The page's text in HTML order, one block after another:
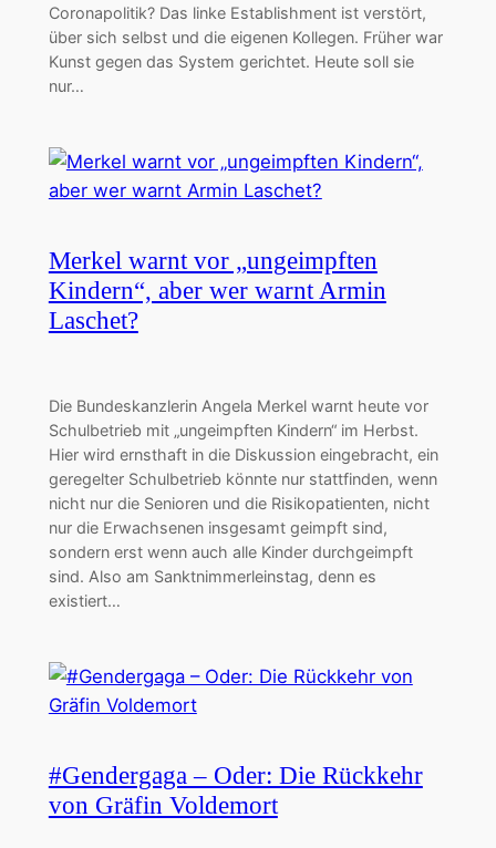
Coronapolitik? Das linke Establishment ist verstört,
über sich selbst und die eigenen Kollegen. Früher war
Kunst gegen das System gerichtet. Heute soll sie
nur…
Merkel warnt vor „ungeimpften
Kindern“, aber wer warnt Armin
Laschet?
Die Bundeskanzlerin Angela Merkel warnt heute vor
Schulbetrieb mit „ungeimpften Kindern“ im Herbst.
Hier wird ernsthaft in die Diskussion eingebracht, ein
geregelter Schulbetrieb könnte nur stattfinden, wenn
nicht nur die Senioren und die Risikopatienten, nicht
nur die Erwachsenen insgesamt geimpft sind,
sondern erst wenn auch alle Kinder durchgeimpft
sind. Also am Sanktnimmerleinstag, denn es
existiert…
#Gendergaga – Oder: Die Rückkehr
von Gräfin Voldemort